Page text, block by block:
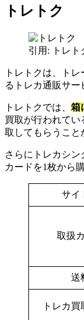
トレトク
引用: トレト
トレトクは、ト
るトレカ通販サー
トレトクでは、 箱
買取が行われてい
取してもらうこと
さらにトレカシ
カードを1枚から
サイ
取扱
送
トレカ